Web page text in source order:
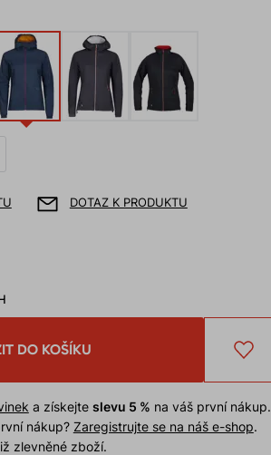
DOTAZ K PRODUKTU
DO KOŠÍKU
a získejte slevu 5 % na váš první nákup.
nákup? Zaregistrujte se na náš e-shop.
zlevněné zboží.